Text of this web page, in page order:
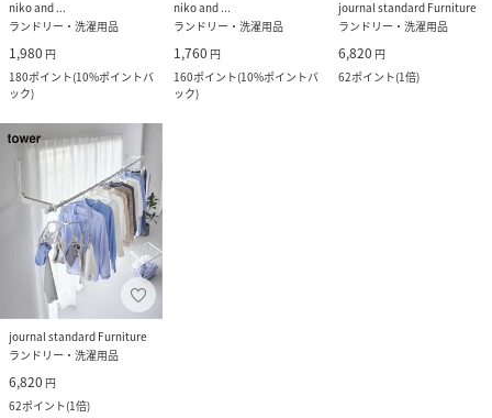
niko and ...
ランドリー・洗濯用品
1,980 円
180ポイント(10%ポイントバ
ック)
niko and ...
ランドリー・洗濯用品
1,760 円
160ポイント(10%ポイントバ
ック)
journal standard Furniture
ランドリー・洗濯用品
6,820 円
62ポイント(1倍)
journal standard Furniture
ランドリー・洗濯用品
6,820 円
62ポイント(1倍)